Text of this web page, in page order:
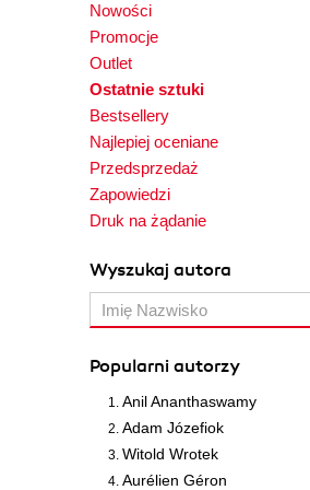
Nowości
Promocje
Outlet
Ostatnie sztuki
Bestsellery
Najlepiej oceniane
Przedsprzedaż
Zapowiedzi
Druk na żądanie
Wyszukaj autora
Popularni autorzy
Anil Ananthaswamy
Adam Józefiok
Witold Wrotek
Aurélien Géron